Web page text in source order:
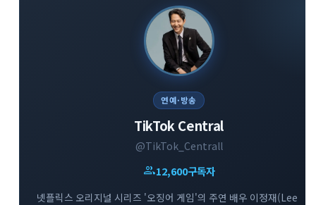
연예·방송
TikTok Central
@TikTok_Centrall
group12,600구독자
넷플릭스 오리지널 시리즈 '오징어 게임'의 주연 배우 이정재(Lee